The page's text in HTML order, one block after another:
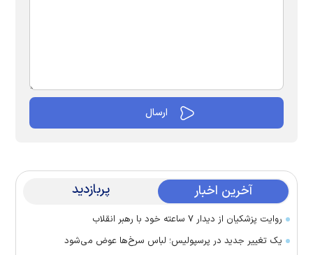
آخرین اخبار پربازدید
روایت پزشکیان از دیدار ۷ ساعته خود با رهبر انقلاب
یک تغییر جدید در پرسپولیس؛ لباس سرخ‌ها عوض می‌شود